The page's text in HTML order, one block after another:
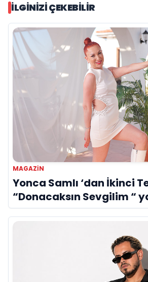
İLGINIZI ÇEKEBILIR
MAGAZIN
Yonca Samlı ‘dan İkinci
“Donacaksın Sevgilim “